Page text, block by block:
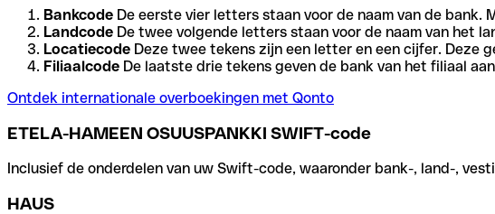
Bankcode De eerste vier letters staan voor de naam van de bank.
Landcode De twee volgende letters staan voor de naam van het
Locatiecode Deze twee tekens zijn een letter en een cijfer. Deze
Filiaalcode De laatste drie tekens geven de bank van het filiaal
Ontdek internationale overboekingen met Qonto
ETELA-HAMEEN OSUUSPANKKI SWIFT-code
Inclusief de onderdelen van uw Swift-code, waaronder bank-, land-,
HAUS